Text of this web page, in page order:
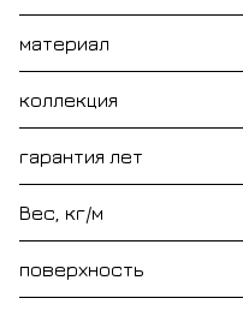
материал
коллекция
гарантия лет
Вес, кг/м
поверхность